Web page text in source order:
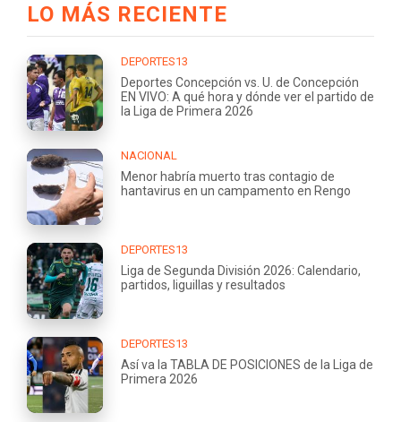
LO MÁS RECIENTE
DEPORTES13
Deportes Concepción vs. U. de Concepción
EN VIVO: A qué hora y dónde ver el partido de
la Liga de Primera 2026
NACIONAL
Menor habría muerto tras contagio de
hantavirus en un campamento en Rengo
DEPORTES13
Liga de Segunda División 2026: Calendario,
partidos, liguillas y resultados
DEPORTES13
Así va la TABLA DE POSICIONES de la Liga de
Primera 2026